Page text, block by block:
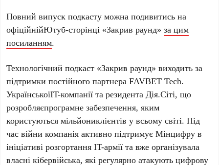
Повний випуск подкасту можна подивитись на
офіційнійЮтуб-сторінці «Закрив раунд»зацим
посиланням.
Технологічний подкаст «Закрив раунд» виходить за
підтримки постійного партнера FAVBET Tech.
УкраїнськоїIT-компанії та резидента Дія.Сіті, що
розробляєпрограмне забезпечення, яким
користуються мільйониклієнтів у всьому світі. Під
час війни компанія активно підтримує Мінцифру в
ініціативі розгортання IT-армії та вже організувала
власні кібервійська, які регулярно атакують цифрову